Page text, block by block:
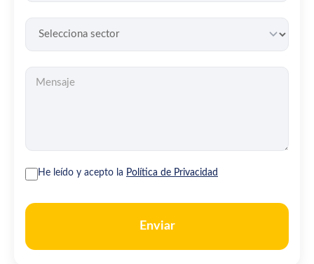
He leído y acepto la Política de Privacidad
Enviar